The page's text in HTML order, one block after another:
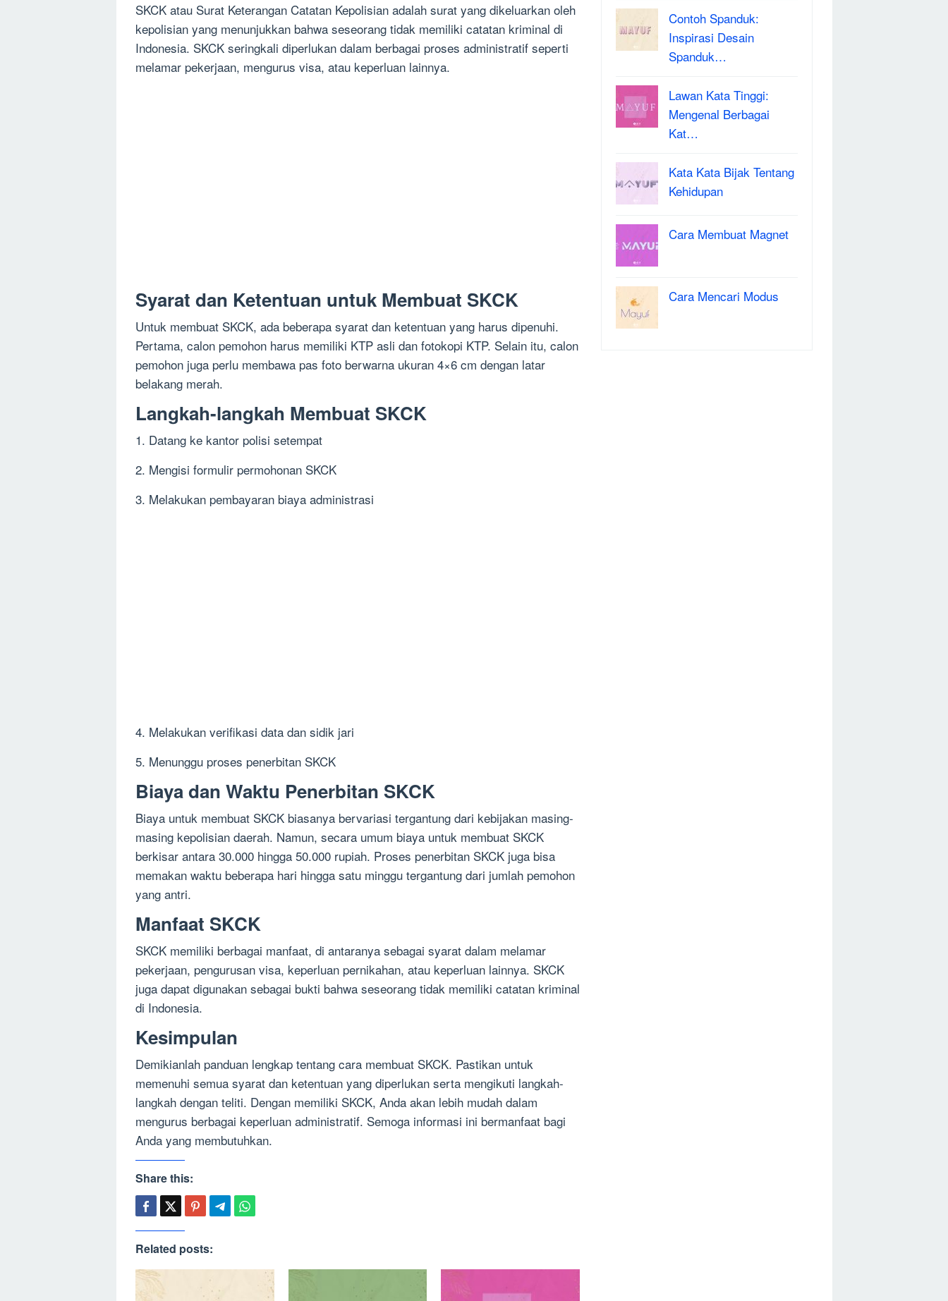
SKCK atau Surat Keterangan Catatan Kepolisian adalah surat yang dikeluarkan oleh
kepolisian yang menunjukkan bahwa seseorang tidak memiliki catatan kriminal di
Indonesia. SKCK seringkali diperlukan dalam berbagai proses administratif seperti
melamar pekerjaan, mengurus visa, atau keperluan lainnya.
Syarat dan Ketentuan untuk Membuat SKCK
Untuk membuat SKCK, ada beberapa syarat dan ketentuan yang harus dipenuhi.
Pertama, calon pemohon harus memiliki KTP asli dan fotokopi KTP. Selain itu, calon
pemohon juga perlu membawa pas foto berwarna ukuran 4×6 cm dengan latar
belakang merah.
Langkah-langkah Membuat SKCK
1. Datang ke kantor polisi setempat
2. Mengisi formulir permohonan SKCK
3. Melakukan pembayaran biaya administrasi
4. Melakukan verifikasi data dan sidik jari
5. Menunggu proses penerbitan SKCK
Biaya dan Waktu Penerbitan SKCK
Biaya untuk membuat SKCK biasanya bervariasi tergantung dari kebijakan masing-
masing kepolisian daerah. Namun, secara umum biaya untuk membuat SKCK
berkisar antara 30.000 hingga 50.000 rupiah. Proses penerbitan SKCK juga bisa
memakan waktu beberapa hari hingga satu minggu tergantung dari jumlah pemohon
yang antri.
Manfaat SKCK
SKCK memiliki berbagai manfaat, di antaranya sebagai syarat dalam melamar
pekerjaan, pengurusan visa, keperluan pernikahan, atau keperluan lainnya. SKCK
juga dapat digunakan sebagai bukti bahwa seseorang tidak memiliki catatan kriminal
di Indonesia.
Kesimpulan
Demikianlah panduan lengkap tentang cara membuat SKCK. Pastikan untuk
memenuhi semua syarat dan ketentuan yang diperlukan serta mengikuti langkah-
langkah dengan teliti. Dengan memiliki SKCK, Anda akan lebih mudah dalam
mengurus berbagai keperluan administratif. Semoga informasi ini bermanfaat bagi
Anda yang membutuhkan.
Share this:
Related posts:
Contoh Spanduk:
Inspirasi Desain
Spanduk…
Lawan Kata Tinggi:
Mengenal Berbagai
Kat…
Kata Kata Bijak Tentang
Kehidupan
Cara Membuat Magnet
Cara Mencari Modus